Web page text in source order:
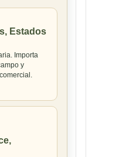
Estados
Importa
y